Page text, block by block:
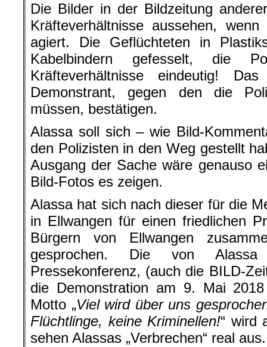
Die Bilder in der Bildzeitung
Kräfteverhältnisse aussehen,
agiert. Die Geflüchteten in
Kabelbindern gefesselt, die
Kräfteverhältnisse eindeutig!
Demonstrant, gegen den die
müssen, bestätigen.
Alassa soll sich – wie Bild-
den Polizisten in den Weg gestellt
Ausgang der Sache wäre genauso
Bild-Fotos es zeigen.
Alassa hat sich nach dieser für die
in Ellwangen für einen friedlichen
Bürgern von Ellwangen
gesprochen. Die von
Pressekonferenz, (auch die BILD-
die Demonstration am 9. Mai
Motto „Viel wird über uns
Flüchtlinge, keine Kriminellen!“ wird
sehen Alassas „Verbrechen“ real aus.